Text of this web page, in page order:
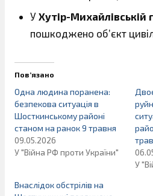
У Хутір-Михайлівській
пошкоджено об’єкт
Пов’язано
Одна людина поранена:
безпекова ситуація в
Шосткинському районі
станом на ранок 9 травня
09.05.2026
У "Війна РФ проти України"
У
Внаслідок обстрілів на